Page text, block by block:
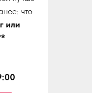
что
или